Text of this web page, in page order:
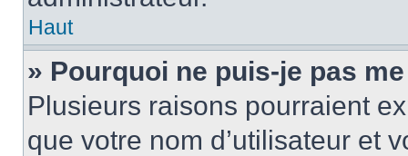
Haut
» Pourquoi ne puis-je pas
Plusieurs raisons pourraient
que votre nom d’utilisateur et